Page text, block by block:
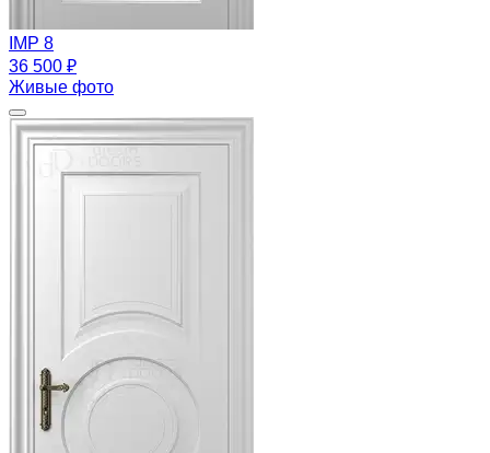
IMP 8
36 500 ₽
Живые фото